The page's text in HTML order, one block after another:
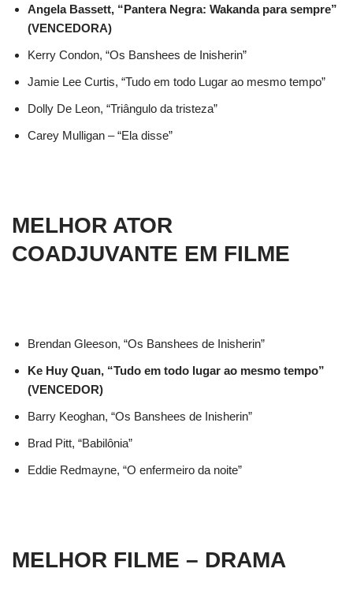
Angela Bassett, “Pantera Negra: Wakanda para sempre”
(VENCEDORA)
Kerry Condon, “Os Banshees de Inisherin”
Jamie Lee Curtis, “Tudo em todo Lugar ao mesmo tempo”
Dolly De Leon, “Triângulo da tristeza”
Carey Mulligan – “Ela disse”
MELHOR ATOR
COADJUVANTE EM FILME
Brendan Gleeson, “Os Banshees de Inisherin”
Ke Huy Quan, “Tudo em todo lugar ao mesmo tempo”
(VENCEDOR)
Barry Keoghan, “Os Banshees de Inisherin”
Brad Pitt, “Babilônia”
Eddie Redmayne, “O enfermeiro da noite”
MELHOR FILME – DRAMA